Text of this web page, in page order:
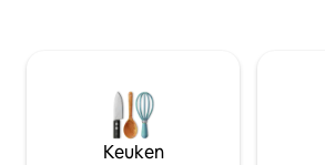
Keuken